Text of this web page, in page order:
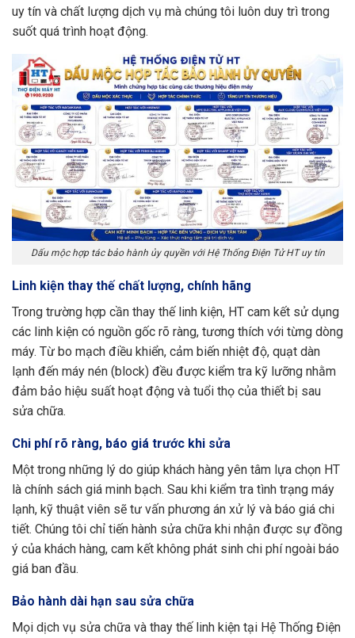
uy tín và chất lượng dịch vụ mà chúng tôi luôn duy trì trong
suốt quá trình hoạt động.
Dấu mộc hợp tác bảo hành ủy quyền với Hệ Thống Điện Tử HT uy tín
Linh kiện thay thế chất lượng, chính hãng
Trong trường hợp cần thay thế linh kiện, HT cam kết sử dụng
các linh kiện có nguồn gốc rõ ràng, tương thích với từng dòng
máy. Từ bo mạch điều khiển, cảm biến nhiệt độ, quạt dàn
lạnh đến máy nén (block) đều được kiểm tra kỹ lưỡng nhằm
đảm bảo hiệu suất hoạt động và tuổi thọ của thiết bị sau
sửa chữa.
Chi phí rõ ràng, báo giá trước khi sửa
Một trong những lý do giúp khách hàng yên tâm lựa chọn HT
là chính sách giá minh bạch. Sau khi kiểm tra tình trạng máy
lạnh, kỹ thuật viên sẽ tư vấn phương án xử lý và báo giá chi
tiết. Chúng tôi chỉ tiến hành sửa chữa khi nhận được sự đồng
ý của khách hàng, cam kết không phát sinh chi phí ngoài báo
giá ban đầu.
Bảo hành dài hạn sau sửa chữa
Mọi dịch vụ sửa chữa và thay thế linh kiện tại Hệ Thống Điện